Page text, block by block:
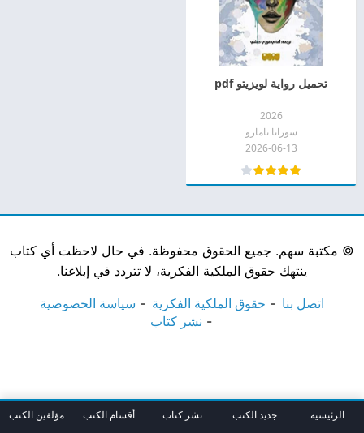
تحميل رواية لويزيتو pdf
2026
سوزانا تامارو
2026-06-13
© مكتبة سهم. جميع الحقوق محفوظة. في حال لاحظت أي كتاب
ينتهك حقوق الملكية الفكرية، لا تتردد في إبلاغنا.
اتصل بنا حقوق الملكية الفكرية
سياسة الخصوصية
نشر كتاب
الرئيسية جديد الكتب نشر كتاب أقسام الكتب مؤلفين الكتب